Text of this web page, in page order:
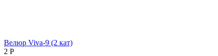
Велюр Viva-9 (2 кат)
2 Р